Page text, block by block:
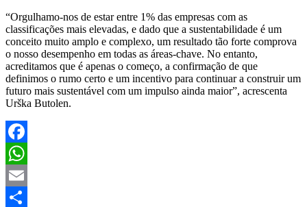
“Orgulhamo-nos de estar entre 1% das empresas com as
classificações mais elevadas, e dado que a sustentabilidade é um
conceito muito amplo e complexo, um resultado tão forte comprova
o nosso desempenho em todas as áreas-chave. No entanto,
acreditamos que é apenas o começo, a confirmação de que
definimos o rumo certo e um incentivo para continuar a construir um
futuro mais sustentável com um impulso ainda maior”, acrescenta
Urška Butolen.
Facebook
WhatsApp
Email